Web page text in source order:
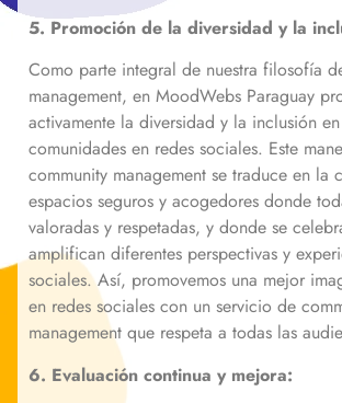
5. Promoción de la diversidad y la
Como parte integral de nuestra filosofía
management, en MoodWebs Paraguay
activamente la diversidad y la inclusión en
comunidades en redes sociales. Este
community management se traduce en la
espacios seguros y acogedores donde
valoradas y respetadas, y donde se
amplifican diferentes perspectivas y
sociales. Así, promovemos una mejor
en redes sociales con un servicio de
management que respeta a todas las
6. Evaluación continua y mejora: